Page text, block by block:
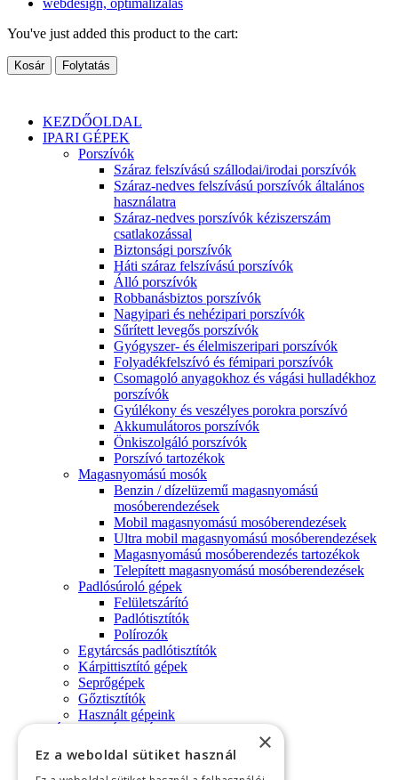
You've just added this product to the cart:
Kosár Folytatás
KEZDŐOLDAL
IPARI GÉPEK
Porszívók
Száraz felszívású szállodai/irodai porszívók
Száraz-nedves felszívású porszívók általános
használatra
Száraz-nedves porszívók kéziszerszám
csatlakozással
Biztonsági porszívók
Háti száraz felszívású porszívók
Álló porszívók
Robbanásbiztos porszívók
Nagyipari és nehézipari porszívók
Sűrített levegős porszívók
Gyógyszer- és élelmiszeripari porszívók
Folyadékfelszívó és fémipari porszívók
Csomagoló anyagokhoz és vágási hulladékhoz
porszívók
Gyúlékony és veszélyes porokra porszívó
Akkumulátoros porszívók
Önkiszolgáló porszívók
Porszívó tartozékok
Magasnyomású mosók
Benzin / dízelüzemű magasnyomású
mosóberendezések
Mobil magasnyomású mosóberendezések
Ultra mobil magasnyomású mosóberendezések
Magasnyomású mosóberendezés tartozékok
Telepített magasnyomású mosóberendezések
Padlósúroló gépek
Felületszárító
Padlótisztítók
Polírozók
Egytárcsás padlótisztítók
Kárpittisztító gépek
Seprőgépek
Gőztisztítók
Használt gépeink
Háztartási porszívók
Háztartási magasnyomású mosók
×
Ez a weboldal sütiket használ